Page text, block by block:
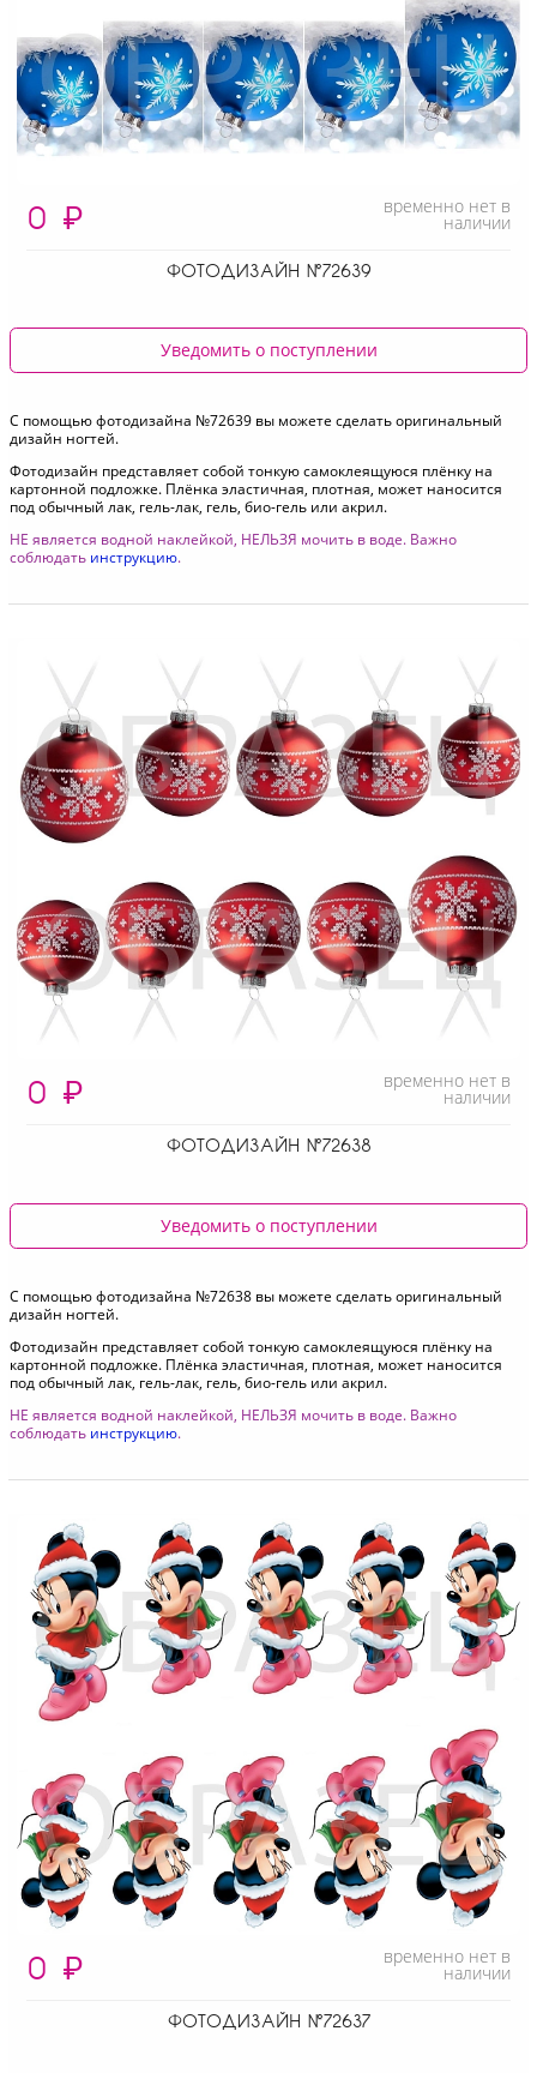
0 ₽ временно нет в
наличии
ФОТОДИЗАЙН №72639
Уведомить о поступлении
С помощью фотодизайна №72639 вы можете сделать оригинальный
дизайн ногтей.
Фотодизайн представляет собой тонкую самоклеящуюся плёнку на
картонной подложке. Плёнка эластичная, плотная, может наносится
под обычный лак, гель-лак, гель, био-гель или акрил.
НЕ является водной наклейкой, НЕЛЬЗЯ мочить в воде. Важно
соблюдать инструкцию.
0 ₽ временно нет в
наличии
ФОТОДИЗАЙН №72638
Уведомить о поступлении
С помощью фотодизайна №72638 вы можете сделать оригинальный
дизайн ногтей.
Фотодизайн представляет собой тонкую самоклеящуюся плёнку на
картонной подложке. Плёнка эластичная, плотная, может наносится
под обычный лак, гель-лак, гель, био-гель или акрил.
НЕ является водной наклейкой, НЕЛЬЗЯ мочить в воде. Важно
соблюдать инструкцию.
0 ₽ временно нет в
наличии
ФОТОДИЗАЙН №72637